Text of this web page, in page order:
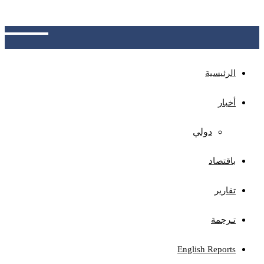
الرئيسية
أخبار
دولي
باقتصاد
تقارير
تـرجمة
English Reports